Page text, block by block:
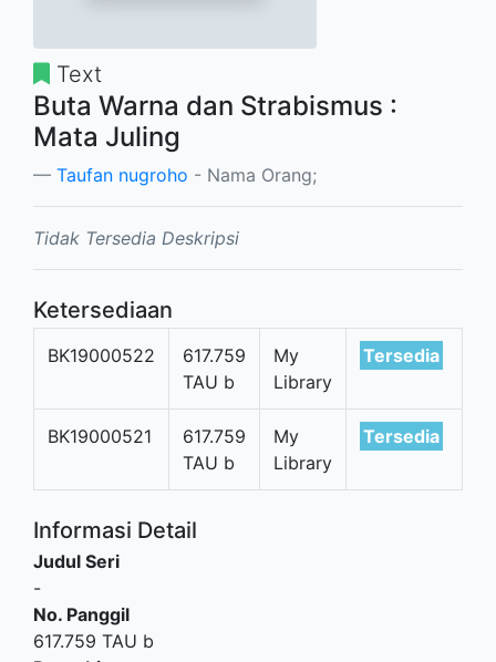
Text
Buta Warna dan Strabismus :
Mata Juling
Taufan nugroho - Nama Orang;
Tidak Tersedia Deskripsi
Ketersediaan
BK19000522
617.759
TAU b
My
Library
Tersedia
BK19000521
617.759
TAU b
My
Library
Tersedia
Informasi Detail
Judul Seri
-
No. Panggil
617.759 TAU b